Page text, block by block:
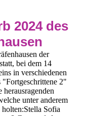
2024 des
der
bei dem 14
in verschiedenen
2"
unter anderem
Sofia